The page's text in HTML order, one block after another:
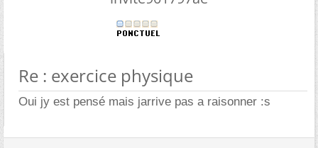
Re : exercice physique
Oui jy est pensé mais jarrive pas a raisonner :s